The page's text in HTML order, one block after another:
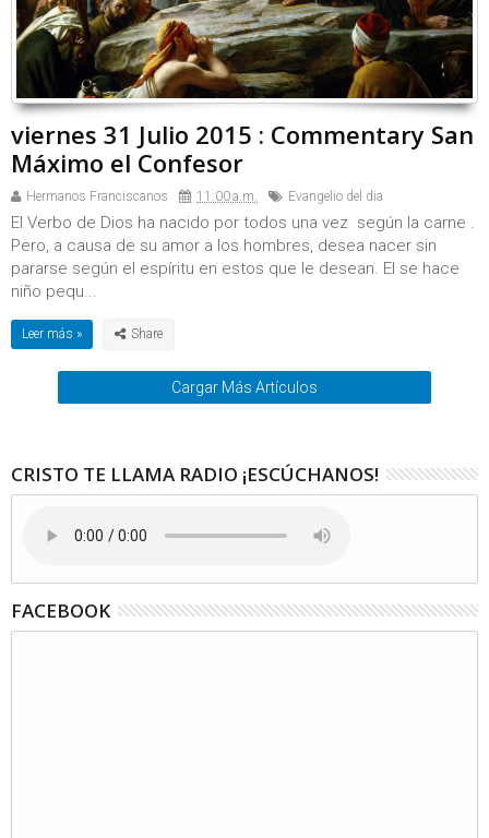
viernes 31 Julio 2015 : Commentary San
Máximo el Confesor
Hermanos Franciscanos 11:00 a.m. Evangelio del dia
El Verbo de Dios ha nacido por todos una vez según la carne .
Pero, a causa de su amor a los hombres, desea nacer sin
pararse según el espíritu en estos que le desean. El se hace
niño pequ...
Leer más »
Cargar Más Artículos
CRISTO TE LLAMA RADIO ¡ESCÚCHANOS!
FACEBOOK